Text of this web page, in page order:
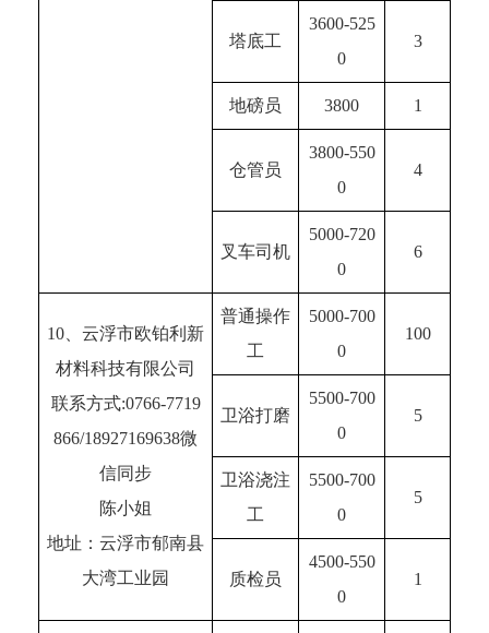
塔底工
3600-525
0
3
地磅员 3800 1
仓管员
3800-550
0
4
叉车司机
5000-720
0
6
10、云浮市欧铂利新
材料科技有限公司
联系方式:0766-7719
866/18927169638微
信同步
陈小姐
地址：云浮市郁南县
大湾工业园
普通操作
工
5000-700
0
100
卫浴打磨
5500-700
0
5
卫浴浇注
工
5500-700
0
5
质检员
4500-550
0
1